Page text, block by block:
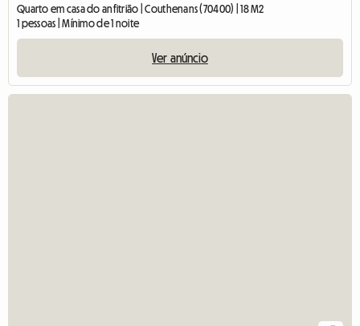
Quarto em casa do anfitrião | Couthenans (70400) | 18 M2
1 pessoas | Mínimo de 1 noite
Ver anúncio